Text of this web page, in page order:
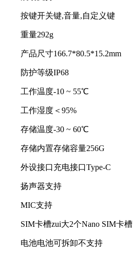
按键开关键,音量,自定义键
重量292g
产品尺寸166.7*80.5*15.2mm
防护等级IP68
工作温度-10 ~ 55℃
工作湿度＜95%
存储温度-30 ~ 60℃
存储内置存储容量256G
外设接口充电接口Type-C
扬声器支持
MIC支持
SIM卡槽zui大2个Nano SIM卡槽
电池电池可拆卸不支持